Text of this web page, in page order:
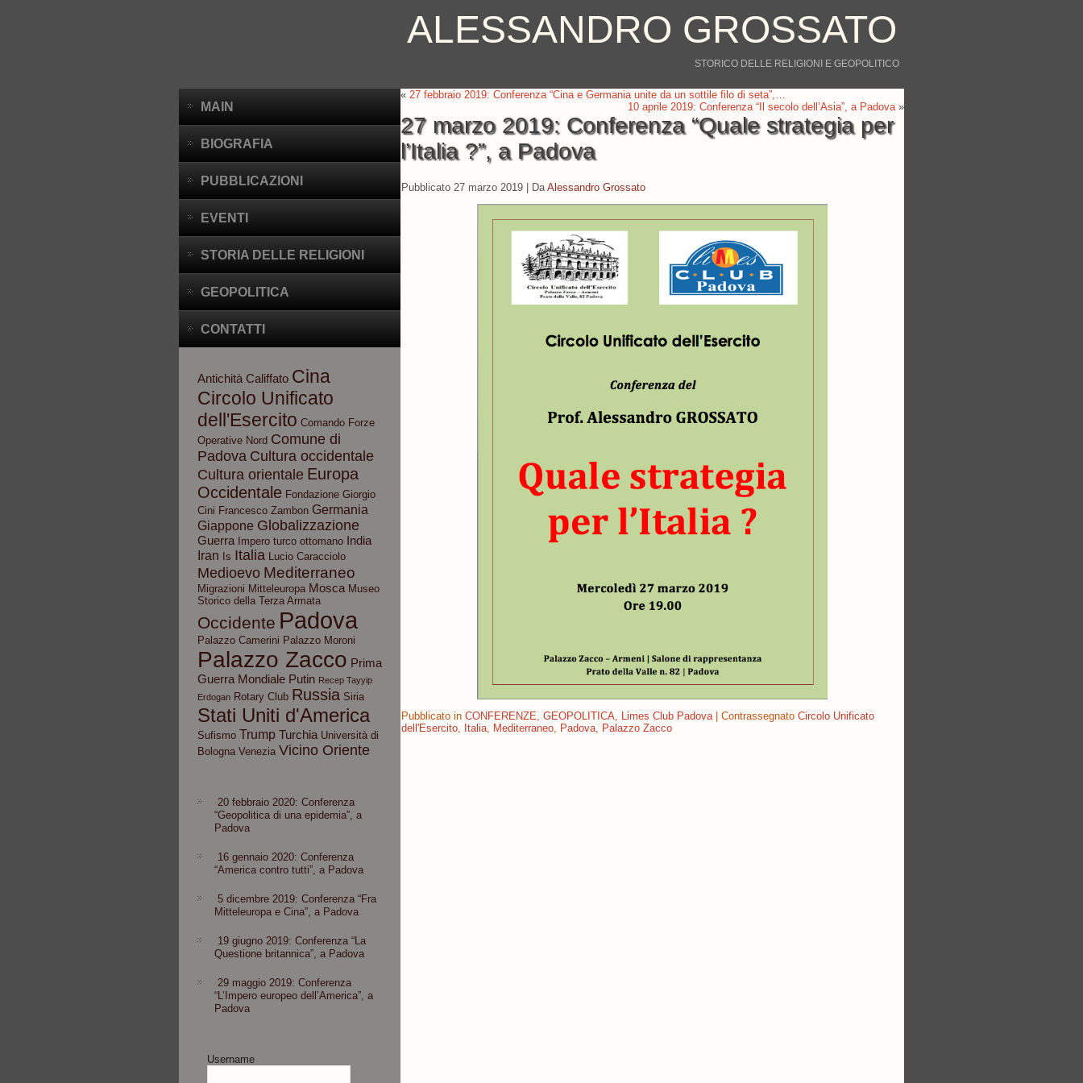
ALESSANDRO GROSSATO
STORICO DELLE RELIGIONI E GEOPOLITICO
MAIN
BIOGRAFIA
PUBBLICAZIONI
EVENTI
STORIA DELLE RELIGIONI
GEOPOLITICA
CONTATTI
Antichità Califfato Cina
Circolo Unificato
dell'Esercito Comando Forze
Operative Nord Comune di
Padova Cultura occidentale
Cultura orientale Europa
Occidentale Fondazione Giorgio
Cini Francesco Zambon Germania
Giappone Globalizzazione
Guerra Impero turco ottomano India
Iran Is Italia Lucio Caracciolo
Medioevo Mediterraneo
Migrazioni Mitteleuropa Mosca Museo
Storico della Terza Armata
Occidente Padova
Palazzo Camerini Palazzo Moroni
Palazzo Zacco Prima
Guerra Mondiale Putin Recep Tayyip
Erdogan Rotary Club Russia Siria
Stati Uniti d'America
Sufismo Trump Turchia Università di
Bologna Venezia Vicino Oriente
20 febbraio 2020: Conferenza
“Geopolitica di una epidemia”, a
Padova
16 gennaio 2020: Conferenza
“America contro tutti”, a Padova
5 dicembre 2019: Conferenza “Fra
Mitteleuropa e Cina”, a Padova
19 giugno 2019: Conferenza “La
Questione britannica”, a Padova
29 maggio 2019: Conferenza
“L’Impero europeo dell’America”, a
Padova
Username
« 27 febbraio 2019: Conferenza “Cina e Germania unite da un sottile filo di seta”,…
10 aprile 2019: Conferenza “Il secolo dell’Asia”, a Padova»
27 marzo 2019: Conferenza “Quale strategia per
l’Italia ?”, a Padova
Pubblicato 27 marzo 2019 Da Alessandro Grossato
Pubblicato in CONFERENZE, GEOPOLITICA, Limes Club Padova| Contrassegnato Circolo Unificato
dell'Esercito, Italia, Mediterraneo, Padova, Palazzo Zacco